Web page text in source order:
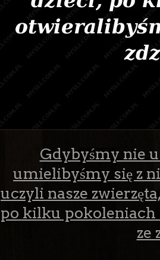
Gdybyśmy nie
umielibyśmy się z
uczyli nasze
po kilku pokoleniach
ze